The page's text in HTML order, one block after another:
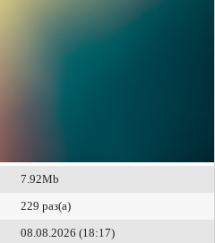
7.92Mb
229 раз(а)
08.08.2026 (18:17)